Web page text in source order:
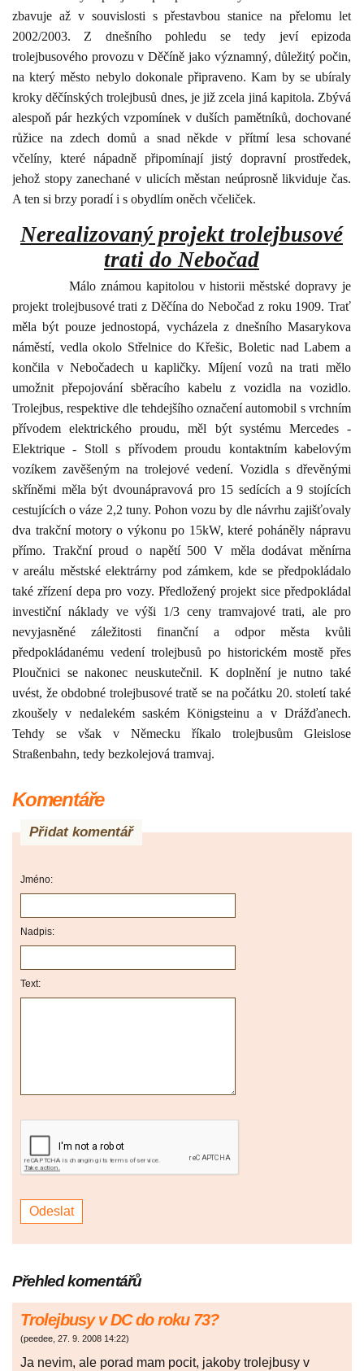
zbavuje až v souvislosti s přestavbou stanice na přelomu let
2002/2003. Z dnešního pohledu se tedy jeví epizoda
trolejbusového provozu v Děčíně jako významný, důležitý počin,
na který město nebylo dokonale připraveno. Kam by se ubíraly
kroky děčínských trolejbusů dnes, je již zcela jiná kapitola. Zbývá
alespoň pár hezkých vzpomínek v duších pamětníků, dochované
růžice na zdech domů a snad někde v přítmí lesa schované
včelíny, které nápadně připomínají jistý dopravní prostředek,
jehož stopy zanechané v ulicích městan neúprosně likviduje čas.
A ten si brzy poradí i s obydlím oněch včeliček.
Nerealizovaný projekt trolejbusové
trati do Nebočad
Málo známou kapitolou v historii městské dopravy je
projekt trolejbusové trati z Děčína do Nebočad z roku 1909. Trať
měla být pouze jednostopá, vycházela z dnešního Masarykova
náměstí, vedla okolo Střelnice do Křešic, Boletic nad Labem a
končila v Nebočadech u kapličky. Míjení vozů na trati mělo
umožnit přepojování sběracího kabelu z vozidla na vozidlo.
Trolejbus, respektive dle tehdejšího označení automobil s vrchním
přívodem elektrického proudu, měl být systému Mercedes -
Elektrique - Stoll s přívodem proudu kontaktním kabelovým
vozíkem zavěšeným na trolejové vedení. Vozidla s dřevěnými
skříněmi měla být dvounápravová pro 15 sedících a 9 stojících
cestujících o váze 2,2 tuny. Pohon vozu by dle návrhu zajišťovaly
dva trakční motory o výkonu po 15kW, které poháněly nápravu
přímo. Trakční proud o napětí 500 V měla dodávat měnírna
v areálu městské elektrárny pod zámkem, kde se předpokládalo
také zřízení depa pro vozy. Předložený projekt sice předpokládal
investiční náklady ve výši 1/3 ceny tramvajové trati, ale pro
nevyjasněné záležitosti finanční a odpor města kvůli
předpokládanému vedení trolejbusů po historickém mostě přes
Ploučnici se nakonec neuskutečnil. K doplnění je nutno také
uvést, že obdobné trolejbusové tratě se na počátku 20. století také
zkoušely v nedalekém saském Königsteinu a v Drážďanech.
Tehdy se však v Německu říkalo trolejbusům Gleislose
Straßenbahn, tedy bezkolejová tramvaj.
Komentáře
Přidat komentář
Jméno:
Nadpis:
Text:
Přehled komentářů
Trolejbusy v DC do roku 73?
(peedee, 27. 9. 2008 14:22)
Ja nevim, ale porad mam pocit, jakoby trolejbusy v